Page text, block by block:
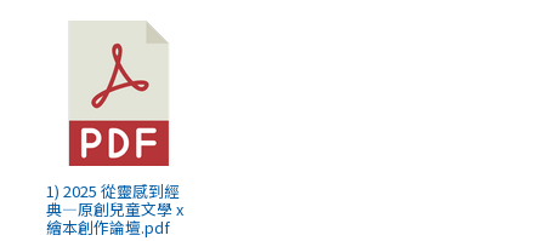
1) 2025 從靈感到經
典—原創兒童文學 x
繪本創作論壇.pdf